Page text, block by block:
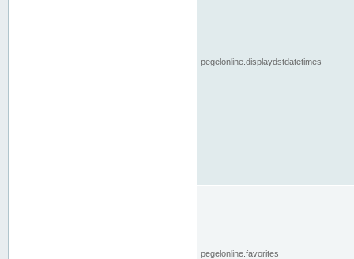
pegelonline.displaydstdatetimes
pegelonline.favorites